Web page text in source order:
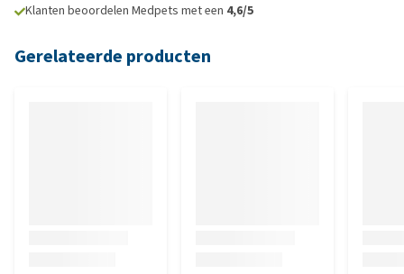
Klanten beoordelen Medpets met een 4,6/5
Gerelateerde producten